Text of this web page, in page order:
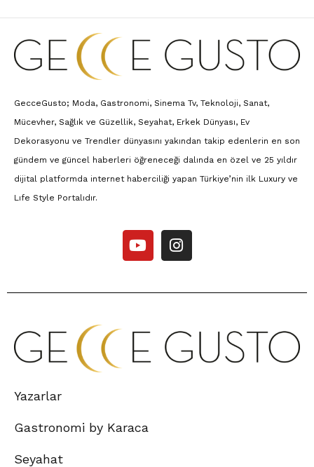
GecceGusto; Moda, Gastronomi, Sinema Tv, Teknoloji, Sanat,
Mücevher, Sağlık ve Güzellik, Seyahat, Erkek Dünyası, Ev
Dekorasyonu ve Trendler dünyasını yakından takip edenlerin en son
gündem ve güncel haberleri öğreneceği dalında en özel ve 25 yıldır
dijital platformda internet haberciliği yapan Türkiye’nin ilk Luxury ve
Lıfe Style Portalıdır.
Yazarlar
Gastronomi by Karaca
Seyahat